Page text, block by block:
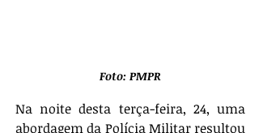
Foto: PMPR
Na noite desta terça-feira, 24, uma
abordagem da Polícia Militar resultou